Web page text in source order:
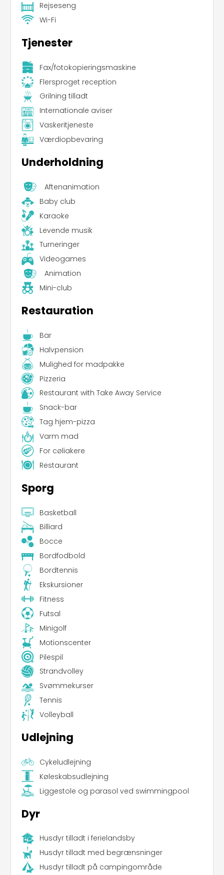
Rejseseng
Wi-Fi
Tjenester
Fax/fotokopieringsmaskine
Flersproget reception
Grilning tilladt
Internationale aviser
Vaskeritjeneste
Værdiopbevaring
Underholdning
Aftenanimation
Baby club
Karaoke
Levende musik
Turneringer
Videogames
Animation
Mini-club
Restauration
Bar
Halvpension
Mulighed for madpakke
Pizzeria
Restaurant with Take Away Service
Snack-bar
Tag hjem-pizza
Varm mad
For cøliakere
Restaurant
Sporg
Basketball
Billiard
Bocce
Bordfodbold
Bordtennis
Ekskursioner
Fitness
Futsal
Minigolf
Motionscenter
Pilespil
Strandvolley
Svømmekurser
Tennis
Volleyball
Udlejning
Cykeludlejning
Køleskabsudlejning
Liggestole og parasol ved swimmingpool
Dyr
Husdyr tilladt i ferielandsby
Husdyr tilladt med begrænsninger
Husdyr tilladt på campingområde